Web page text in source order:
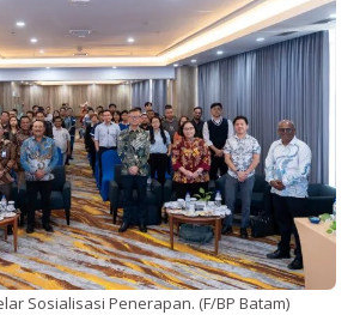
Sosialisasi Penerapan. (F/BP Batam)